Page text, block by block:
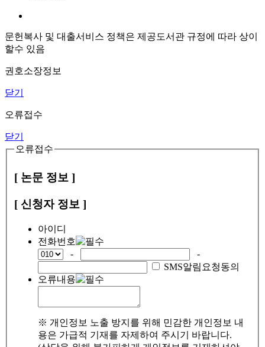
문헌복사 및 대출서비스 정책은 제공도서관 규정에 따라 상이
할수 있음
권호소장정보
닫기
오류접수
닫기
오류접수
[ 논문 정보 ]
[ 신청자 정보 ]
아이디
전화번호
-
-
SMS알림요청동의
오류내용
※ 개인정보 노출 방지를 위해 민감한 개인정보 내
용은 가급적 기재를 자제하여 주시기 바랍니다.